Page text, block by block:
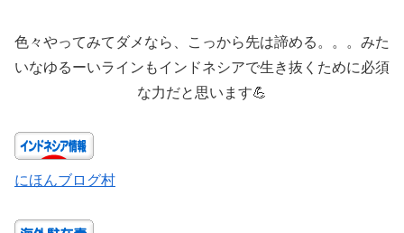
色々やってみてダメなら、こっから先は諦める。。。みた
いなゆるーいラインもインドネシアで生き抜くために必須
な力だと思います💪
にほんブログ村